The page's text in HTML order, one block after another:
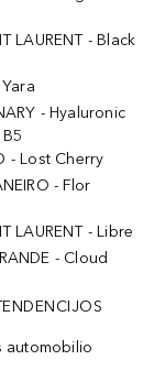
LAURENT - Black
- Hyaluronic
- Lost Cherry
- Flor
LAURENT - Libre
- Cloud
automobilio